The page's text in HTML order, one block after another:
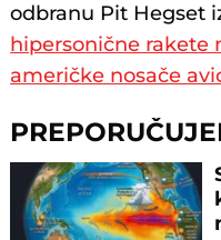
odbranu Pit Hegset
hipersonične rakete
američke nosače